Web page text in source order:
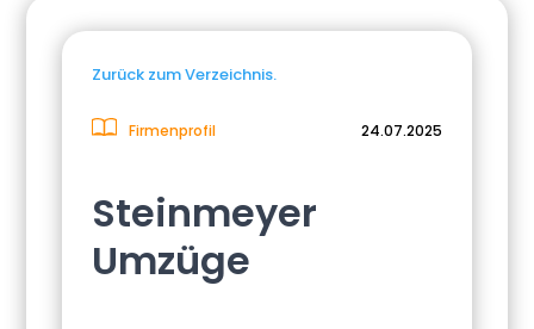
Zurück zum Verzeichnis.
Firmenprofil 24.07.2025
Steinmeyer
Umzüge